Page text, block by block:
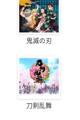
鬼滅の刃
刀剣乱舞